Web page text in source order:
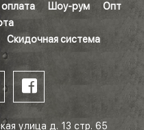
Шоу-рум
Опт
Скидочная система
улица д. 13 стр. 65